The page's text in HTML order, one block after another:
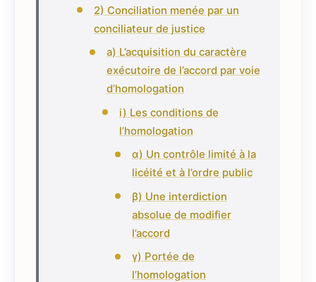
2) Conciliation menée par un
conciliateur de justice
a) L’acquisition du caractère
exécutoire de l’accord par voie
d’homologation
i) Les conditions de
l’homologation
α) Un contrôle limité à la
licéité et à l’ordre public
β) Une interdiction
absolue de modifier
l’accord
γ) Portée de
l’homologation